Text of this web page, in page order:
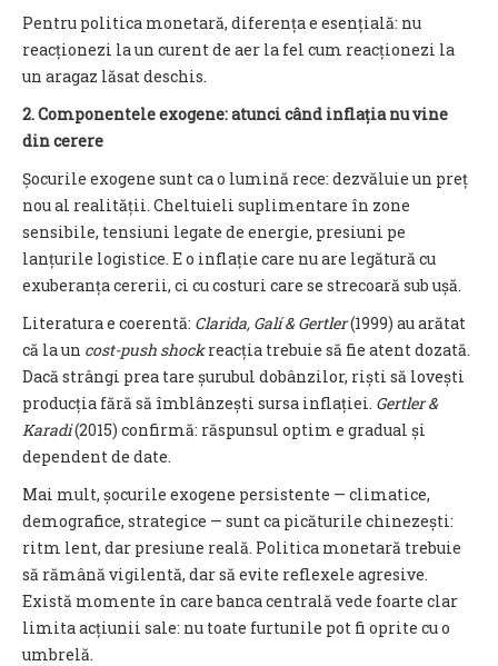
Pentru politica monetară, diferența e esențială: nu
reacționezi la un curent de aer la fel cum reacționezi la
un aragaz lăsat deschis.
2. Componentele exogene: atunci când inflația nu vine
din cerere
Șocurile exogene sunt ca o lumină rece: dezvăluie un preț
nou al realității. Cheltuieli suplimentare în zone
sensibile, tensiuni legate de energie, presiuni pe
lanțurile logistice. E o inflație care nu are legătură cu
exuberanța cererii, ci cu costuri care se strecoară sub ușă.
Literatura e coerentă: Clarida, Galí & Gertler(1999) au arătat
că la un cost-push shockreacția trebuie să fie atent dozată.
Dacă strângi prea tare șurubul dobânzilor, riști să lovești
producția fără să îmblânzești sursa inflației. Gertler &
Karadi(2015) confirmă: răspunsul optim e gradual și
dependent de date.
Mai mult, șocurile exogene persistente — climatice,
demografice, strategice — sunt ca picăturile chinezești:
ritm lent, dar presiune reală. Politica monetară trebuie
să rămână vigilentă, dar să evite reflexele agresive.
Există momente în care banca centrală vede foarte clar
limita acțiunii sale: nu toate furtunile pot fi oprite cu o
umbrelă.